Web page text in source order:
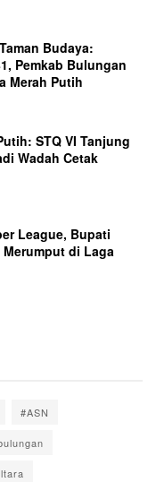
Budaya:
Pemkab Bulungan
Merah Putih
STQ VI Tanjung
Wadah Cetak
League, Bupati
di Laga
#ASN